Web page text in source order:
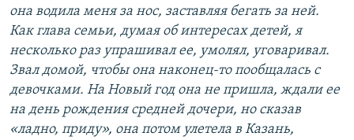
она водила меня за нос, заставляя бегать за ней.
Как глава семьи, думая об интересах детей, я
несколько раз упрашивал ее, умолял, уговаривал.
Звал домой, чтобы она наконец-то пообщалась с
девочками. На Новый год она не пришла, ждали ее
на день рождения средней дочери, но сказав
«ладно, приду», она потом улетела в Казань,